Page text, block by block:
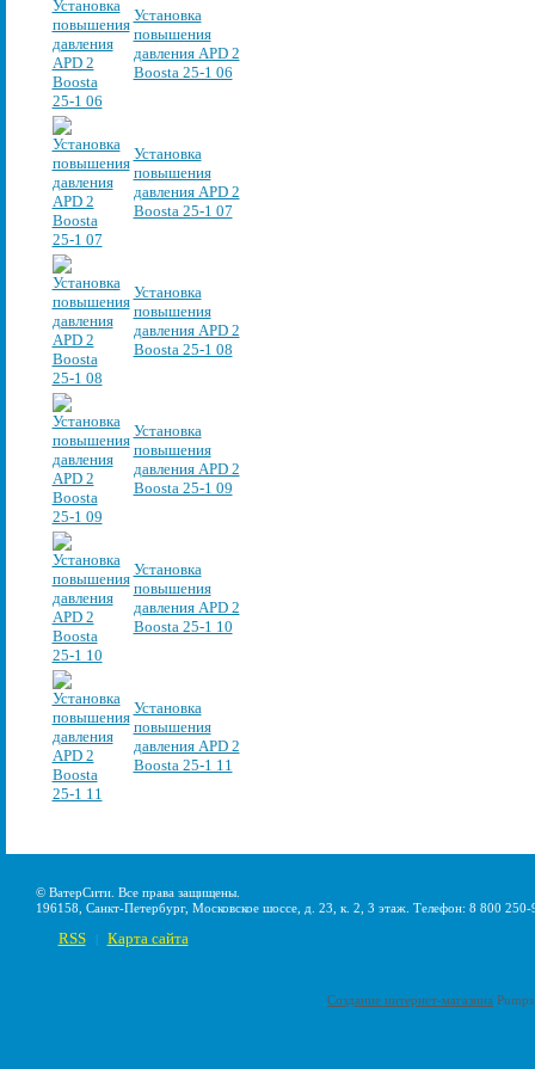
Установка
повышения
давления APD 2
Boosta 25-1 06
Установка
повышения
давления APD 2
Boosta 25-1 07
Установка
повышения
давления APD 2
Boosta 25-1 08
Установка
повышения
давления APD 2
Boosta 25-1 09
Установка
повышения
давления APD 2
Boosta 25-1 10
Установка
повышения
давления APD 2
Boosta 25-1 11
© ВатерСити. Все права защищены.
196158, Санкт-Петербург, Московское шоссе, д. 23, к. 2, 3 этаж. Телефон: 8 800
RSS Карта сайта
Создание интернет-магазина